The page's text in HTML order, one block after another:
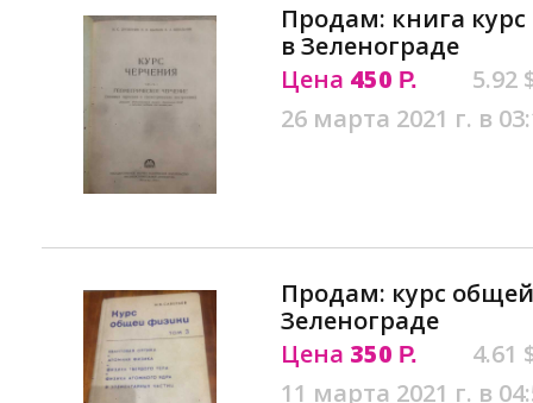
Продам: книга курс
в Зеленограде
Цена 450 Р.
5.92
26 марта 2021 г. в
Продам: курс
Зеленограде
Цена 350 Р.
4.61
11 марта 2021 г. в